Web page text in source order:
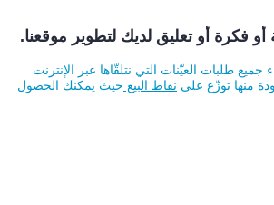
فكرة أو تعليق لديك لتطوير موقعنا.
جميع طلبات العيّنات التي نتلقّاها عبر الإنترنت
منها توزّع على نقاط البيع حيث يمكنك الحصول